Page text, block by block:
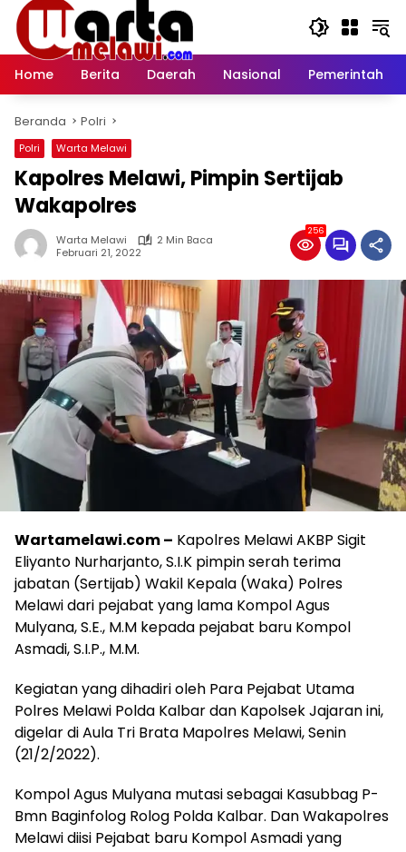
Langsung
konten
Home
Berita Daerah Nasional Pemerintah
Beranda Polri
Polri Warta Melawi
Kapolres Melawi, Pimpin Sertijab
Wakapolres
Warta Melawi
2 Min Baca
Februari 21, 2022
256
Wartamelawi.com – Kapolres Melawi AKBP Sigit
Eliyanto Nurharjanto, S.I.K pimpin serah terima
jabatan (Sertijab) Wakil Kepala (Waka) Polres
Melawi dari pejabat yang lama Kompol Agus
Mulyana, S.E., M.M kepada pejabat baru Kompol
Asmadi, S.I.P., M.M.
Kegiatan yang dihadiri oleh Para Pejabat Utama
Polres Melawi Polda Kalbar dan Kapolsek Jajaran ini,
digelar di Aula Tri Brata Mapolres Melawi, Senin
(21/2/2022).
Kompol Agus Mulyana mutasi sebagai Kasubbag P-
Bmn Baginfolog Rolog Polda Kalbar. Dan Wakapolres
Melawi diisi Pejabat baru Kompol Asmadi yang